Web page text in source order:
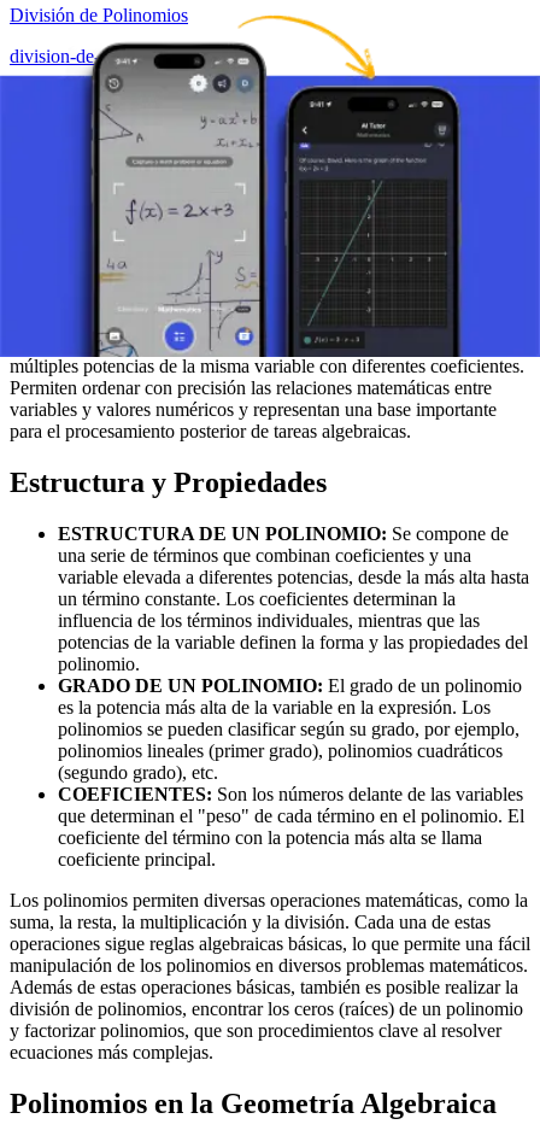
División de Polinomios
division-de-polinomios
Introducción y Conceptos Básicos de los
Polinomios
Los polinomios son una de las estructuras fundamentales en el
cálculo algebraico, ya que permiten la notación y el procesamiento
de expresiones matemáticas con múltiples términos, donde aparecen
variables y sus potencias. Los polinomios representan formas
extendidas de expresiones en las que se combinan sumas de
múltiples potencias de la misma variable con diferentes coeficientes.
Permiten ordenar con precisión las relaciones matemáticas entre
variables y valores numéricos y representan una base importante
para el procesamiento posterior de tareas algebraicas.
Estructura y Propiedades
ESTRUCTURA DE UN POLINOMIO: Se compone de
una serie de términos que combinan coeficientes y una
variable elevada a diferentes potencias, desde la más alta hasta
un término constante. Los coeficientes determinan la
influencia de los términos individuales, mientras que las
potencias de la variable definen la forma y las propiedades del
polinomio.
GRADO DE UN POLINOMIO: El grado de un polinomio
es la potencia más alta de la variable en la expresión. Los
polinomios se pueden clasificar según su grado, por ejemplo,
polinomios lineales (primer grado), polinomios cuadráticos
(segundo grado), etc.
COEFICIENTES: Son los números delante de las variables
que determinan el "peso" de cada término en el polinomio. El
coeficiente del término con la potencia más alta se llama
coeficiente principal.
Los polinomios permiten diversas operaciones matemáticas, como la
suma, la resta, la multiplicación y la división. Cada una de estas
operaciones sigue reglas algebraicas básicas, lo que permite una fácil
manipulación de los polinomios en diversos problemas matemáticos.
Además de estas operaciones básicas, también es posible realizar la
división de polinomios, encontrar los ceros (raíces) de un polinomio
y factorizar polinomios, que son procedimientos clave al resolver
ecuaciones más complejas.
Polinomios en la Geometría Algebraica